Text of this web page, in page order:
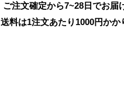
ご注文確定から7~28日でお届
送料は1注文あたり 1000円かか